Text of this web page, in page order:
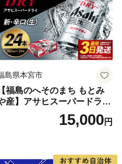
島県本宮市
【福島のへそのまち もとみ
産】アサヒスーパードライ
350ml×24本 合計8.4L 1ケー
ス アルコール度数5% 缶ビー
送料無料 カメイ 本宮市
15,000円